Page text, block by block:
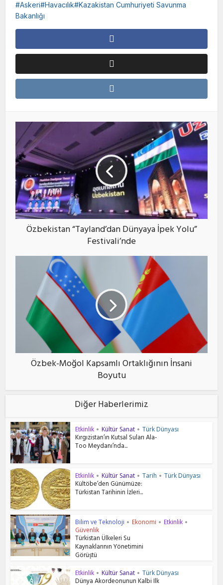
Askeri#Havacılık#Kazakistan Cumhuriyeti Savunma
Bakanlığı
Özbekistan “Tayland’dan Dünyaya İpek Yolu”
Festivali’nde
Özbek-Moğol Kapsamlı Ortaklığının İnsani
Boyutu
Diğer Haberlerimiz
Etkinlik • Kültür Sanat • Türk Dünyası
Kırgızistan’ın Kutsal Suları Ala-
Too Meydanı’nda...
Etkinlik • Kültür Sanat • Tarih • Türk Dünyası
Kültöbe’den Günümüze:
Türkistan Tarihinin İzleri...
Bilim ve Teknoloji • Ekonomi • Etkinlik •
Güvenlik
Türkistan Ülkeleri Su
Kaynaklarının Yönetimini
Görüştü
Etkinlik • Kültür Sanat • Türk Dünyası
Dünya Akordeonunun Kalbi Ilk